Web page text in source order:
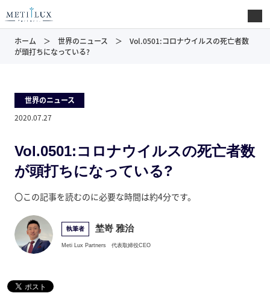
ホーム 世界のニュース
Vol.0501:コロナウイルスの死亡者数
が頭打ちになっている?
世界のニュース
2020.07.27
Vol.0501:コロナウイルスの死亡者数
が頭打ちになっている?
〇この記事を読むのに必要な時間は約4分です。
執筆者 埜嵜 雅治
Meti Lux Partners 代表取締役CEO